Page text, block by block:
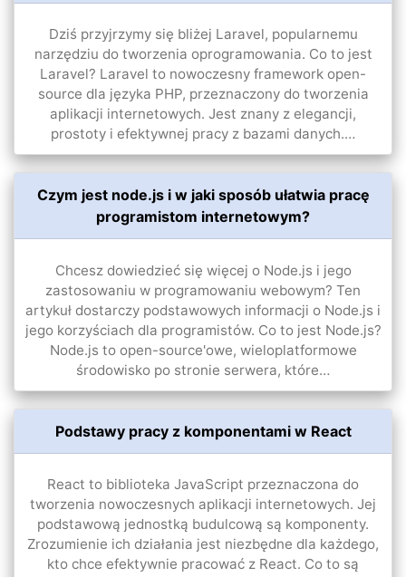
Dziś przyjrzymy się bliżej Laravel, popularnemu
narzędziu do tworzenia oprogramowania. Co to jest
Laravel? Laravel to nowoczesny framework open-
source dla języka PHP, przeznaczony do tworzenia
aplikacji internetowych. Jest znany z elegancji,
prostoty i efektywnej pracy z bazami danych.…
Czym jest node.js i w jaki sposób ułatwia pracę
programistom internetowym?
Chcesz dowiedzieć się więcej o Node.js i jego
zastosowaniu w programowaniu webowym? Ten
artykuł dostarczy podstawowych informacji o Node.js i
jego korzyściach dla programistów. Co to jest Node.js?
Node.js to open-source'owe, wieloplatformowe
środowisko po stronie serwera, które…
Podstawy pracy z komponentami w React
React to biblioteka JavaScript przeznaczona do
tworzenia nowoczesnych aplikacji internetowych. Jej
podstawową jednostką budulcową są komponenty.
Zrozumienie ich działania jest niezbędne dla każdego,
kto chce efektywnie pracować z React. Co to są